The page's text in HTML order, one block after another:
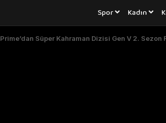
Spor Kadın
Prime’dan Süper Kahraman Dizisi Gen V 2. Sezon